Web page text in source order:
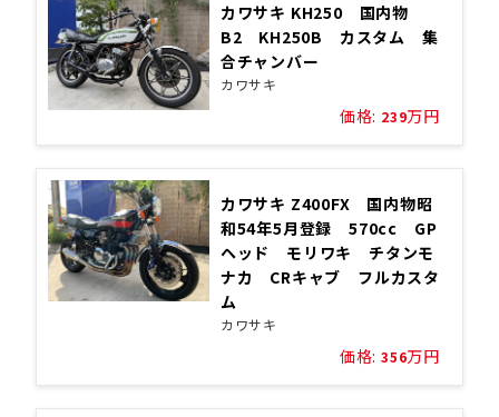
カワサキ KH250 国内物
B2 KH250B カスタム 集
合チャンバー
カワサキ
価格: 239万円
カワサキ Z400FX 国内物昭
和54年5月登録 570cc GP
ヘッド モリワキ チタンモ
ナカ CRキャブ フルカスタ
ム
カワサキ
価格: 356万円